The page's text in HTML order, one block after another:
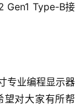
Gen1 Type-B接
专业编程显示器
对大家有所帮